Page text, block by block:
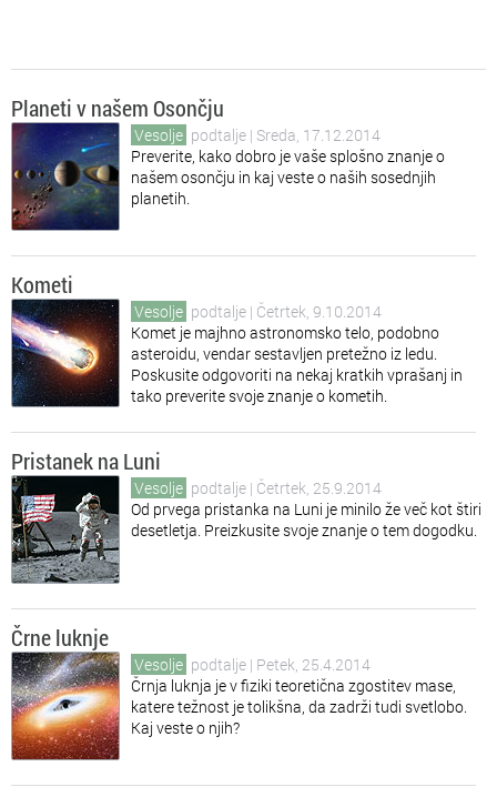
Planeti v našem Osončju
Vesolje podtalje | Sreda, 17.12.2014
Preverite, kako dobro je vaše splošno znanje o
našem osončju in kaj veste o naših sosednjih
planetih.
Kometi
Vesolje podtalje | Četrtek, 9.10.2014
Komet je majhno astronomsko telo, podobno
asteroidu, vendar sestavljen pretežno iz ledu.
Poskusite odgovoriti na nekaj kratkih vprašanj in
tako preverite svoje znanje o kometih.
Pristanek na Luni
Vesolje podtalje | Četrtek, 25.9.2014
Od prvega pristanka na Luni je minilo že več kot štiri
desetletja. Preizkusite svoje znanje o tem dogodku.
Črne luknje
Vesolje podtalje | Petek, 25.4.2014
Črnja luknja je v fiziki teoretična zgostitev mase,
katere težnost je tolikšna, da zadrži tudi svetlobo.
Kaj veste o njih?